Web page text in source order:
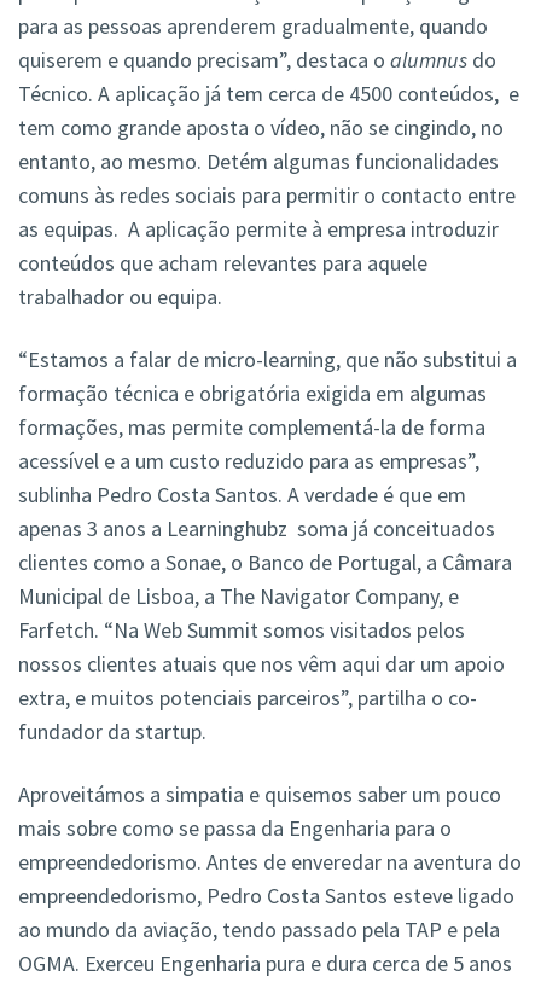
para as pessoas aprenderem gradualmente, quando
quiserem e quando precisam”, destaca o alumnus do
Técnico. A aplicação já tem cerca de 4500 conteúdos, e
tem como grande aposta o vídeo, não se cingindo, no
entanto, ao mesmo. Detém algumas funcionalidades
comuns às redes sociais para permitir o contacto entre
as equipas. A aplicação permite à empresa introduzir
conteúdos que acham relevantes para aquele
trabalhador ou equipa.
“Estamos a falar de micro-learning, que não substitui a
formação técnica e obrigatória exigida em algumas
formações, mas permite complementá-la de forma
acessível e a um custo reduzido para as empresas”,
sublinha Pedro Costa Santos. A verdade é que em
apenas 3 anos a Learninghubz soma já conceituados
clientes como a Sonae, o Banco de Portugal, a Câmara
Municipal de Lisboa, a The Navigator Company, e
Farfetch. “Na Web Summit somos visitados pelos
nossos clientes atuais que nos vêm aqui dar um apoio
extra, e muitos potenciais parceiros”, partilha o co-
fundador da startup.
Aproveitámos a simpatia e quisemos saber um pouco
mais sobre como se passa da Engenharia para o
empreendedorismo. Antes de enveredar na aventura do
empreendedorismo, Pedro Costa Santos esteve ligado
ao mundo da aviação, tendo passado pela TAP e pela
OGMA. Exerceu Engenharia pura e dura cerca de 5 anos